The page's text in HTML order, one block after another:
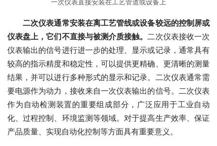
一次仪表直接安装在工艺管道或设备上
二次仪表通常安装在离工艺管线或设备较远的控制屏或
仪表盘上，它们不直接与被测介质接触。二次仪表接收一次
仪表输出的信号进行进一步的处理、显示或记录，通常具有
较高的指示精度和稳定性，可以提供更精确、更清晰的测量
结果，并可以进行多种形式的显示和记录。二次仪表通常需
要电源作为动力，接收来自一次仪表输出的信号。二次仪表
作为自动检测装置的重要组成部分，广泛应用于工业自动
化、过程控制、环境监测等领域。对于提高生产效率、保证
产品质量、实现自动化控制等方面具有重要意义。